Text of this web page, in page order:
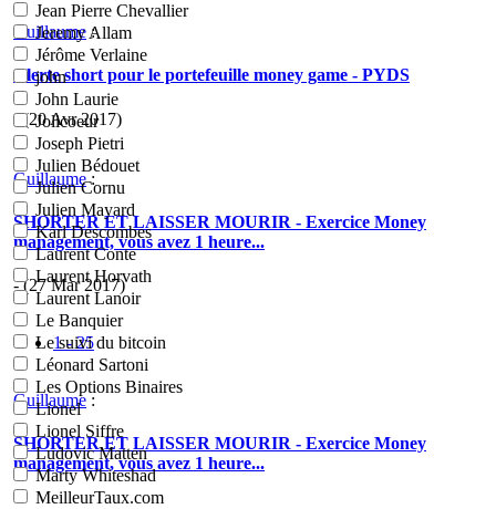
Jean Pierre Chevallier
Jeremy Allam
Jérôme Verlaine
john
John Laurie
Jolicoeur
Joseph Pietri
Julien Bédouet
Julien Cornu
Julien Mayard
Karl Descombes
Laurent Conte
Laurent Horvath
Laurent Lanoir
Le Banquier
Le suivi du bitcoin
Léonard Sartoni
Les Options Binaires
Lionel
Lionel Siffre
Ludovic Matten
Marty Whiteshad
MeilleurTaux.com
Guillaume :
Alerte short pour le portefeuille money game - PYDS
- (20 Avr 2017)
Guillaume:
SHORTER ET LAISSER MOURIR - Exercice Money
management, vous avez 1 heure...
- (27 Mar 2017)
1 - 25
Guillaume :
SHORTER ET LAISSER MOURIR - Exercice Money
management, vous avez 1 heure...